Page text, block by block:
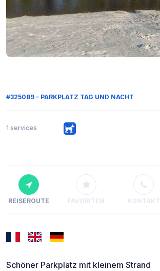
#325089 - PARKPLATZ TAG UND NACHT
1 services
REISEROUTE FAVORITEN KONTAKT
Schöner Parkplatz mit kleinem Strand